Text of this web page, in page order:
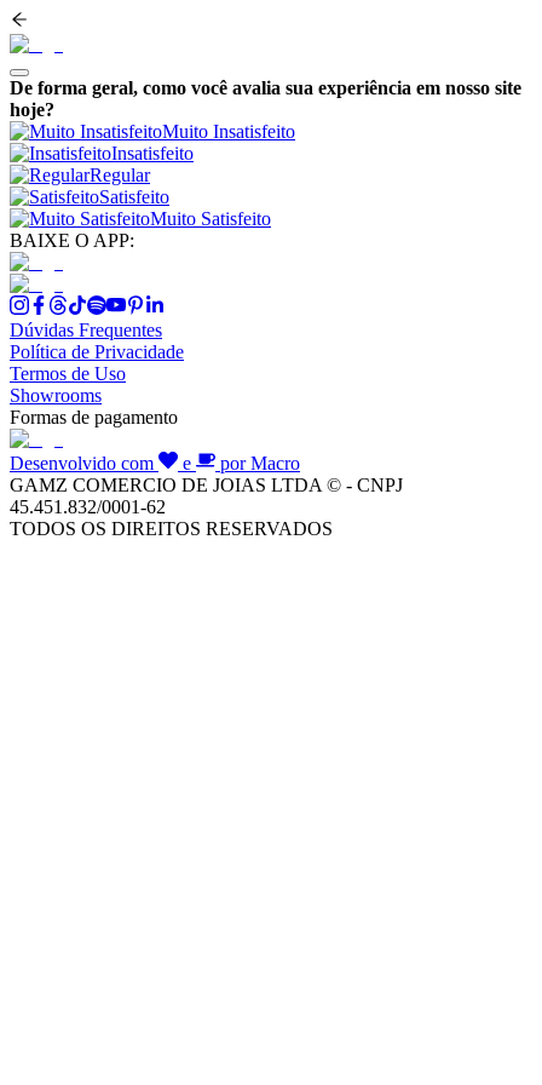
De forma geral, como você avalia sua experiência em nosso site
hoje?
Muito Insatisfeito
Insatisfeito
Regular
Satisfeito
Muito Satisfeito
BAIXE O APP:
Dúvidas Frequentes
Política de Privacidade
Termos de Uso
Showrooms
Formas de pagamento
Desenvolvido com e
por Macro
GAMZ COMERCIO DE JOIAS LTDA © - CNPJ
45.451.832/0001-62
TODOS OS DIREITOS RESERVADOS